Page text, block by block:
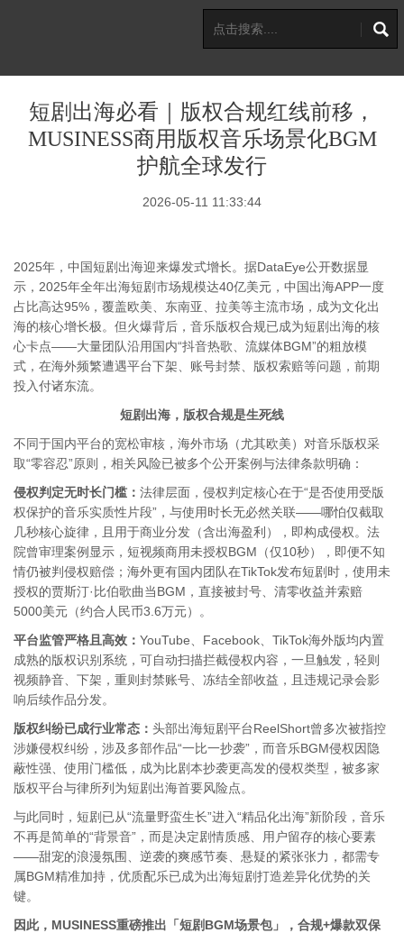
短剧出海必看｜版权合规红线前移，
MUSINESS商用版权音乐场景化BGM
护航全球发行
2026-05-11 11:33:44
2025年，中国短剧出海迎来爆发式增长。据DataEye公开数据显
示，2025年全年出海短剧市场规模达40亿美元，中国出海APP一度
占比高达95%，覆盖欧美、东南亚、拉美等主流市场，成为文化出
海的核心增长极。但火爆背后，音乐版权合规已成为短剧出海的核
心卡点——大量团队沿用国内“抖音热歌、流媒体BGM”的粗放模
式，在海外频繁遭遇平台下架、账号封禁、版权索赔等问题，前期
投入付诸东流。
短剧出海，版权合规是生死线
不同于国内平台的宽松审核，海外市场（尤其欧美）对音乐版权采
取“零容忍”原则，相关风险已被多个公开案例与法律条款明确：
侵权判定无时长门槛： 法律层面，侵权判定核心在于“是否使用受版
权保护的音乐实质性片段”，与使用时长无必然关联——哪怕仅截取
几秒核心旋律，且用于商业分发（含出海盈利），即构成侵权。法
院曾审理案例显示，短视频商用未授权BGM（仅10秒），即便不知
情仍被判侵权赔偿；海外更有国内团队在TikTok发布短剧时，使用未
授权的贾斯汀·比伯歌曲当BGM，直接被封号、清零收益并索赔
5000美元（约合人民币3.6万元）。
平台监管严格且高效： YouTube、Facebook、TikTok海外版均内置
成熟的版权识别系统，可自动扫描拦截侵权内容，一旦触发，轻则
视频静音、下架，重则封禁账号、冻结全部收益，且违规记录会影
响后续作品分发。
版权纠纷已成行业常态： 头部出海短剧平台ReelShort曾多次被指控
涉嫌侵权纠纷，涉及多部作品“一比一抄袭”，而音乐BGM侵权因隐
蔽性强、使用门槛低，成为比剧本抄袭更高发的侵权类型，被多家
版权平台与律所列为短剧出海首要风险点。
与此同时，短剧已从“流量野蛮生长”进入“精品化出海”新阶段，音乐
不再是简单的“背景音”，而是决定剧情质感、用户留存的核心要素
——甜宠的浪漫氛围、逆袭的爽感节奏、悬疑的紧张张力，都需专
属BGM精准加持，优质配乐已成为出海短剧打造差异化优势的关
键。
因此，MUSINESS重磅推出「短剧BGM场景包」，合规+爆款双保